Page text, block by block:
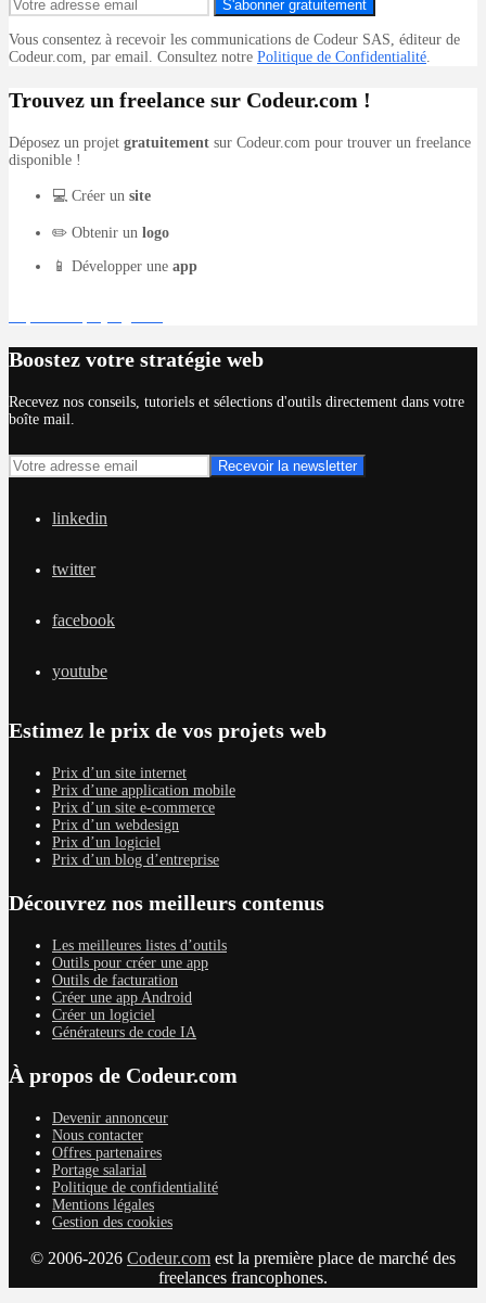
S'abonner gratuitement
Vous consentez à recevoir les communications de Codeur SAS, éditeur de
Codeur.com, par email. Consultez notre Politique de Confidentialité
Trouvez un freelance sur Codeur.com !
Déposez un projet gratuitement sur Codeur.com pour trouver un freelance
disponible !
💻 Créer un site
✏️ Obtenir un logo
📱 Développer une app
Boostez votre stratégie web
Recevez nos conseils, tutoriels et sélections d'outils directement dans votre
boîte mail.
linkedin
twitter
facebook
youtube
Estimez le prix de vos projets web
Prix d’un site internet
Prix d’une application mobile
Prix d’un site e-commerce
Prix d’un webdesign
Prix d’un logiciel
Prix d’un blog d’entreprise
Découvrez nos meilleurs contenus
Les meilleures listes d’outils
Outils pour créer une app
Outils de facturation
Créer une app Android
Créer un logiciel
Générateurs de code IA
À propos de Codeur.com
Devenir annonceur
Nous contacter
Offres partenaires
Portage salarial
Politique de confidentialité
Mentions légales
Gestion des cookies
© 2006-2026 Codeur.com est la première place de marché des
freelances francophones.